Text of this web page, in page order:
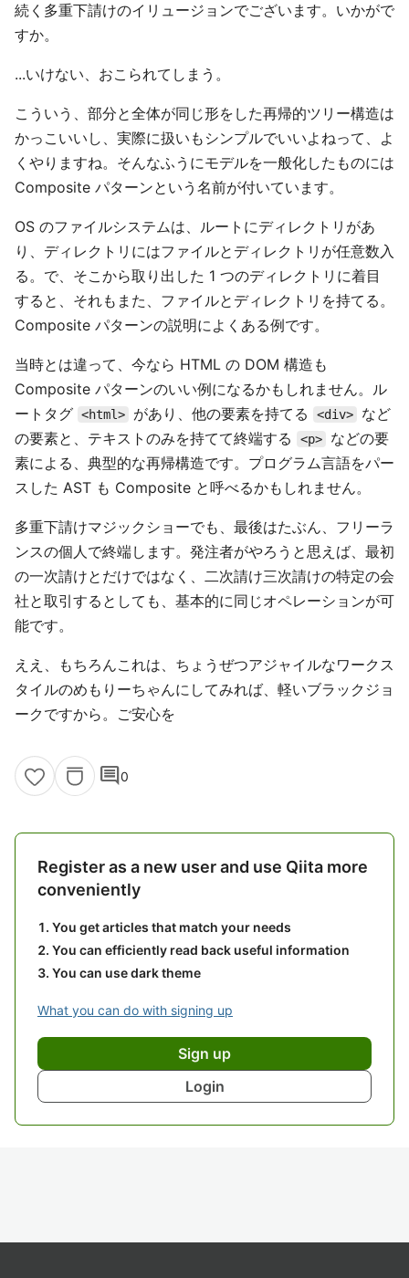
続く多重下請けのイリュージョンでございます。いかがで
すか。
...いけない、おこられてしまう。
こういう、部分と全体が同じ形をした再帰的ツリー構造は
かっこいいし、実際に扱いもシンプルでいいよねって、よ
くやりますね。そんなふうにモデルを一般化したものには
Composite パターンという名前が付いています。
OS のファイルシステムは、ルートにディレクトリがあ
り、ディレクトリにはファイルとディレクトリが任意数入
る。で、そこから取り出した 1 つのディレクトリに着目
すると、それもまた、ファイルとディレクトリを持てる。
Composite パターンの説明によくある例です。
当時とは違って、今なら HTML の DOM 構造も
Composite パターンのいい例になるかもしれません。ル
ートタグ <html> があり、他の要素を持てる <div>
など
の要素と、テキストのみを持てて終端する
<p>
などの要
素による、典型的な再帰構造です。プログラム言語をパー
スした AST も Composite と呼べるかもしれません。
多重下請けマジックショーでも、最後はたぶん、フリーラ
ンスの個人で終端します。発注者がやろうと思えば、最初
の一次請けとだけではなく、二次請け三次請けの特定の会
社と取引するとしても、基本的に同じオペレーションが可
能です。
ええ、もちろんこれは、ちょうぜつアジャイルなワークス
タイルのめもりーちゃんにしてみれば、軽いブラックジョ
ークですから。ご安心を
comment0
Register as a new user and use Qiita more
conveniently
You get articles that match your needs
You can efficiently read back useful information
You can use dark theme
What you can do with signing up
Sign up
Login